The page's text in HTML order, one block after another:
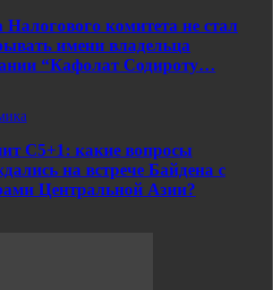
Налогового комитета не стал
имени владельца
“Кафолат Содироту…
С5+1: какие вопросы
на встрече Байдена с
Центральной Азии?